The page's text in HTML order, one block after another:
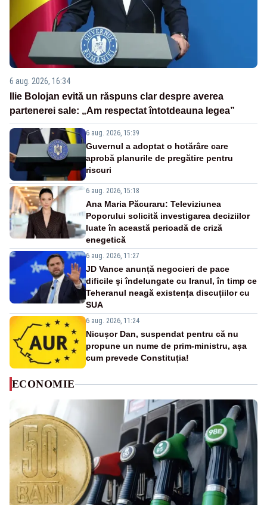
6 aug. 2026, 16:34
Ilie Bolojan evită un răspuns clar despre averea
partenerei sale: „Am respectat întotdeauna legea”
6 aug. 2026, 15:39
Guvernul a adoptat o hotărâre care
aprobă planurile de pregătire pentru
riscuri
6 aug. 2026, 15:18
Ana Maria Păcuraru: Televiziunea
Poporului solicită investigarea deciziilor
luate în această perioadă de criză
enegetică
6 aug. 2026, 11:27
JD Vance anunță negocieri de pace
dificile și îndelungate cu Iranul, în timp ce
Teheranul neagă existența discuțiilor cu
SUA
6 aug. 2026, 11:24
Nicușor Dan, suspendat pentru că nu
propune un nume de prim-ministru, așa
cum prevede Constituția!
ECONOMIE